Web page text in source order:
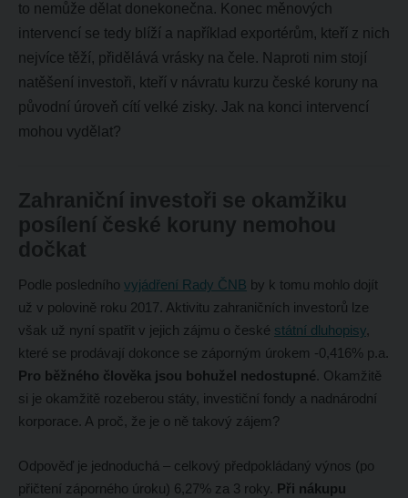
to nemůže dělat donekonečna. Konec měnových
intervencí se tedy blíží a například exportérům, kteří z nich
nejvíce těží, přidělává vrásky na čele. Naproti nim stojí
natěšení investoři, kteří v návratu kurzu české koruny na
původní úroveň cítí velké zisky. Jak na konci intervencí
mohou vydělat?
Zahraniční investoři se okamžiku
posílení české koruny nemohou
dočkat
Podle posledního vyjádření Rady ČNB by k tomu mohlo dojít
už v polovině roku 2017. Aktivitu zahraničních investorů lze
však už nyní spatřit v jejich zájmu o české státní dluhopisy,
které se prodávají dokonce se záporným úrokem -0,416% p.a.
Pro běžného člověka jsou bohužel nedostupné. Okamžitě
si je okamžitě rozeberou státy, investiční fondy a nadnárodní
korporace. A proč, že je o ně takový zájem?
Odpověď je jednoduchá – celkový předpokládaný výnos (po
přičtení záporného úroku) 6,27% za 3 roky. Při nákupu